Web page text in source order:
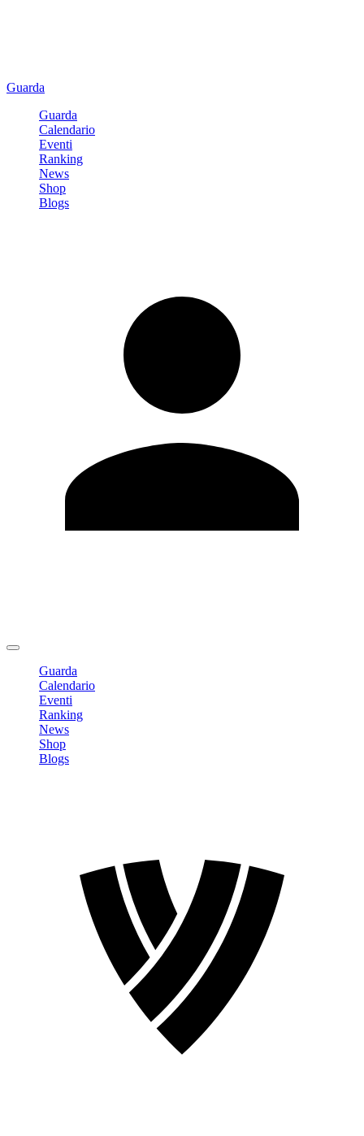
Guarda
Guarda
Calendario
Eventi
Ranking
News
Shop
Blogs
Guarda
Calendario
Eventi
Ranking
News
Shop
Blogs